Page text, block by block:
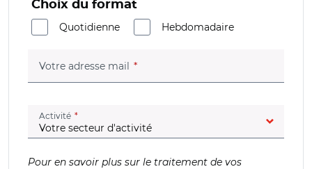
Choix du format
Quotidienne
Hebdomadaire
Votre adresse mail (champ obligatoire)
Activité (champ obligatoire)
Pour en savoir plus sur le traitement de vos